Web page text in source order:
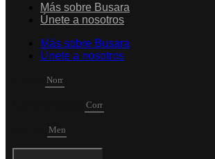
Más sobre Busara
Únete a nosotros
Más sobre Busara
Únete a nosotros